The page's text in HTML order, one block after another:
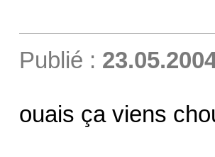
Publié :
ouais ça viens